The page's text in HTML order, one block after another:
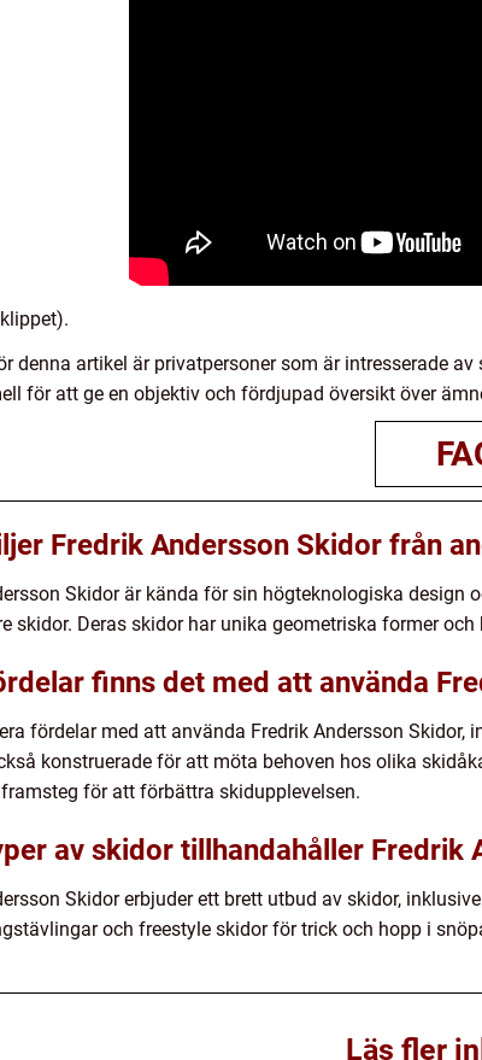
denna artikel är privatpersoner som är intresserade
för att ge en objektiv och fördjupad översikt över
Fredrik Andersson Skidor från
Skidor är kända för sin högteknologiska
skidor. Deras skidor har unika geometriska former
finns det med att använda
fördelar med att använda Fredrik Andersson
konstruerade för att möta behoven hos olika
för att förbättra skidupplevelsen.
av skidor tillhandahåller Fredrik
Skidor erbjuder ett brett utbud av skidor,
och freestyle skidor för trick och hopp i
Läs fler